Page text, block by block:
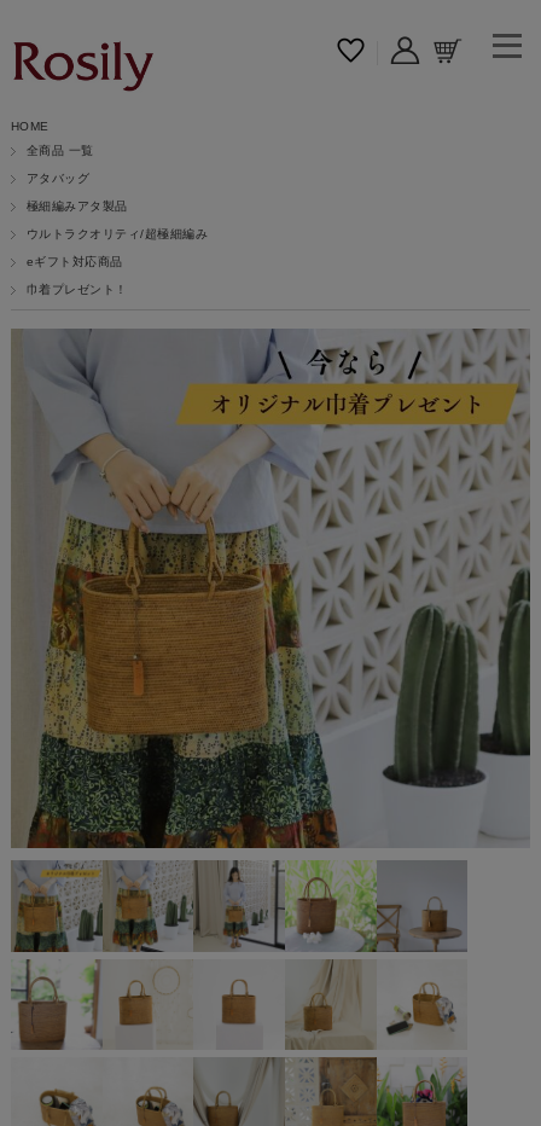
HOME
全商品 一覧
アタバッグ
極細編みアタ製品
ウルトラクオリティ/超極細編み
eギフト対応商品
巾着プレゼント！